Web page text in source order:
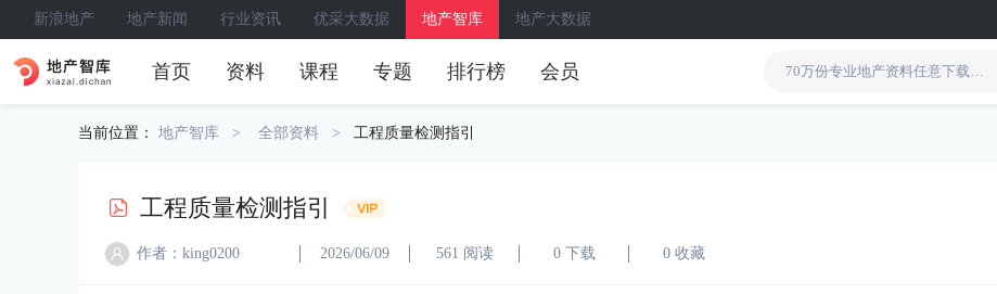
新浪地产 地产新闻 行业资讯 优采大数据 地产智库 地产大数据
首页 资料 课程 专题 排行榜 会员
当前位置： 地产智库 全部资料 工程质量检测指引
工程质量检测指引
作者：king0200 2026/06/09 561 阅读 0 下载 0 收藏